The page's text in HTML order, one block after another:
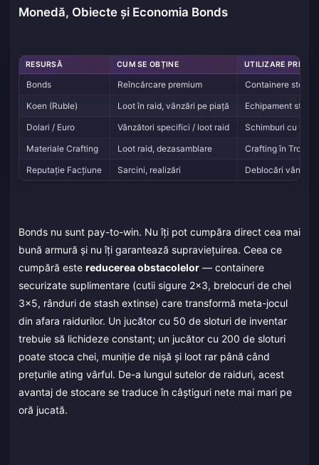
Monedă, Obiecte și Economia Bonds
RESURSĂ CUM SE OBȚINE UTILIZARE
Bonds Reîncărcare premium
Containere
Koen (Ruble)
Loot în raid, vânzări pe piață
Echipament
Dolari / Euro
Vânzători specifici / loot raid
Schimburi cu
Materiale Crafting
Loot raid, dezasamblare
Crafting în Trophy
Reputație Facțiune
Sarcini, realizări Deblocări
Bonds nu sunt pay-to-win. Nu îți pot cumpăra direct cea mai
bună armură și nu îți garantează supraviețuirea. Ceea ce
cumpără este reducerea obstacolelor — containere
securizate suplimentare (cutii sigure 2x3, brelocuri de chei
3x5, rânduri de stash extinse) care transformă meta-jocul
din afara raidurilor. Un jucător cu 50 de sloturi de inventar
trebuie să lichideze constant; un jucător cu 200 de sloturi
poate stoca chei, muniție de nișă și loot rar până când
prețurile ating vârful. De-a lungul sutelor de raiduri, acest
avantaj de stocare se traduce în câștiguri nete mai mari pe
oră jucată.